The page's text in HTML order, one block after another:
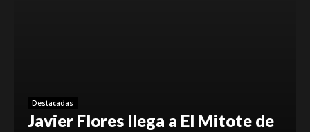
Destacadas
Javier Flores llega a El Mitote de